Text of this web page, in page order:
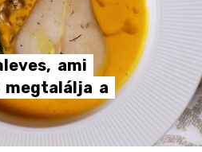
ami
megtalálja a